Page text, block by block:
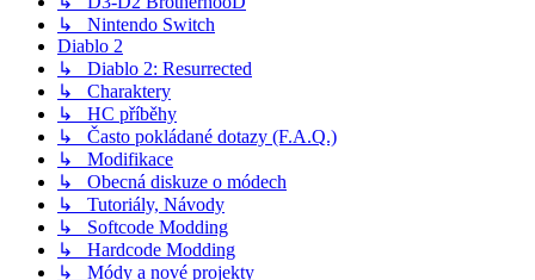
↳ Nintendo Switch
Diablo 2
↳ Diablo 2: Resurrected
↳ Charaktery
↳ HC příběhy
↳ Často pokládané dotazy (F.A.Q.)
↳ Modifikace
↳ Obecná diskuze o módech
↳ Tutoriály, Návody
↳ Softcode Modding
↳ Hardcode Modding
↳ Módy a nové projekty